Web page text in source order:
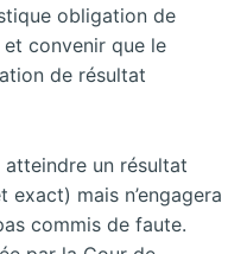
obligation de
convenir que le
de résultat
un résultat
mais n’engagera
commis de faute.